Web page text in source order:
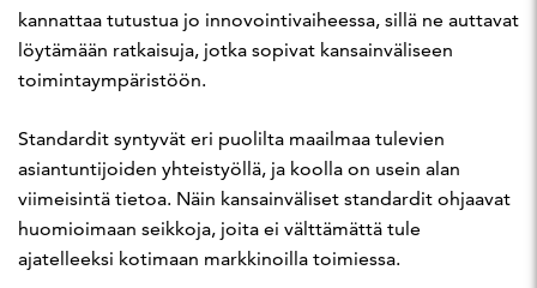
kannattaa tutustua jo innovointivaiheessa, sillä ne auttavat
löytämään ratkaisuja, jotka sopivat kansainväliseen
toimintaympäristöön.
Standardit syntyvät eri puolilta maailmaa tulevien
asiantuntijoiden yhteistyöllä, ja koolla on usein alan
viimeisintä tietoa. Näin kansainväliset standardit ohjaavat
huomioimaan seikkoja, joita ei välttämättä tule
ajatelleeksi kotimaan markkinoilla toimiessa.